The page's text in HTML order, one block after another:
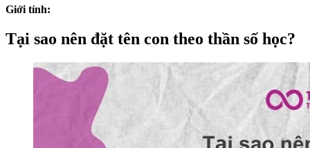
Giới tính:
Tại sao nên đặt tên con theo thần số học?